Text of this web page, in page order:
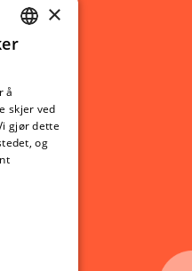
NORWEGIAN
×
å
skjer ved
gjør dette
og